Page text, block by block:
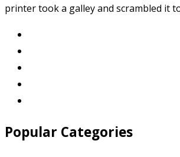
printer took a galley and scrambled it
Popular Categories